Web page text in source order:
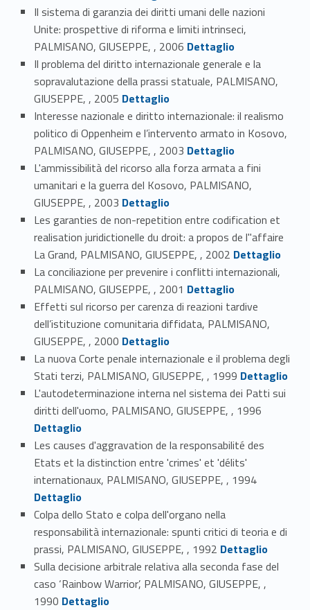
Il sistema di garanzia dei diritti umani delle nazioni
Unite: prospettive di riforma e limiti intrinseci,
PALMISANO, GIUSEPPE, , 2006 Link identifier #identifier_person_107076-15
Dettaglio
Il problema del diritto internazionale generale e la
sopravalutazione della prassi statuale, PALMISANO,
GIUSEPPE, , 2005 Link identifier #identifier_person_14297-16
Dettaglio
Interesse nazionale e diritto internazionale: il realismo
politico di Oppenheim e l’intervento armato in Kosovo,
PALMISANO, GIUSEPPE, , 2003 Link identifier #identifier_person_135939-17
Dettaglio
L'ammissibilità del ricorso alla forza armata a fini
umanitari e la guerra del Kosovo, PALMISANO,
GIUSEPPE, , 2003 Link identifier #identifier_person_131362-18
Dettaglio
Les garanties de non-repetition entre codification et
realisation juridictionelle du droit: a propos de l"affaire
La Grand, PALMISANO, GIUSEPPE, , 2002 Link identifier #identifier_person_44132-19
Dettaglio
La conciliazione per prevenire i conflitti internazionali,
PALMISANO, GIUSEPPE, , 2001 Link identifier #identifier_person_144648-20
Dettaglio
Effetti sul ricorso per carenza di reazioni tardive
dell’istituzione comunitaria diffidata, PALMISANO,
GIUSEPPE, , 2000 Link identifier #identifier_person_142443-21
Dettaglio
La nuova Corte penale internazionale e il problema degli
Stati terzi, PALMISANO, GIUSEPPE, , 1999 Link identifier #identifier_person_72595-22
Dettaglio
L'autodeterminazione interna nel sistema dei Patti sui
diritti dell'uomo, PALMISANO, GIUSEPPE, , 1996
Dettaglio
Les causes d'aggravation de la responsabilité des
Etats et la distinction entre 'crimes' et 'délits'
internationaux, PALMISANO, GIUSEPPE, , 1994
Dettaglio
Colpa dello Stato e colpa dell'organo nella
responsabilità internazionale: spunti critici di teoria e di
prassi, PALMISANO, GIUSEPPE, , 1992 Link identifier #identifier_person_23261-25
Dettaglio
Sulla decisione arbitrale relativa alla seconda fase del
caso ‘Rainbow Warrior’, PALMISANO, GIUSEPPE, ,
1990 Link identifier #identifier_person_60814-26
Dettaglio